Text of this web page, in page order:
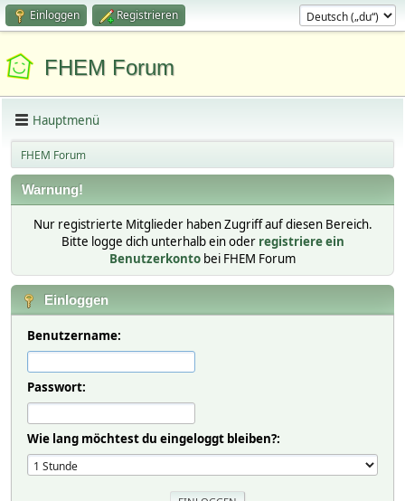
Einloggen Registrieren
FHEM Forum
Hauptmenü
FHEM Forum
Warnung!
Nur registrierte Mitglieder haben Zugriff auf diesen Bereich.
Bitte logge dich unterhalb ein oder registriere ein
Benutzerkonto bei FHEM Forum
Einloggen
Benutzername:
Passwort:
Wie lang möchtest du eingeloggt bleiben?: